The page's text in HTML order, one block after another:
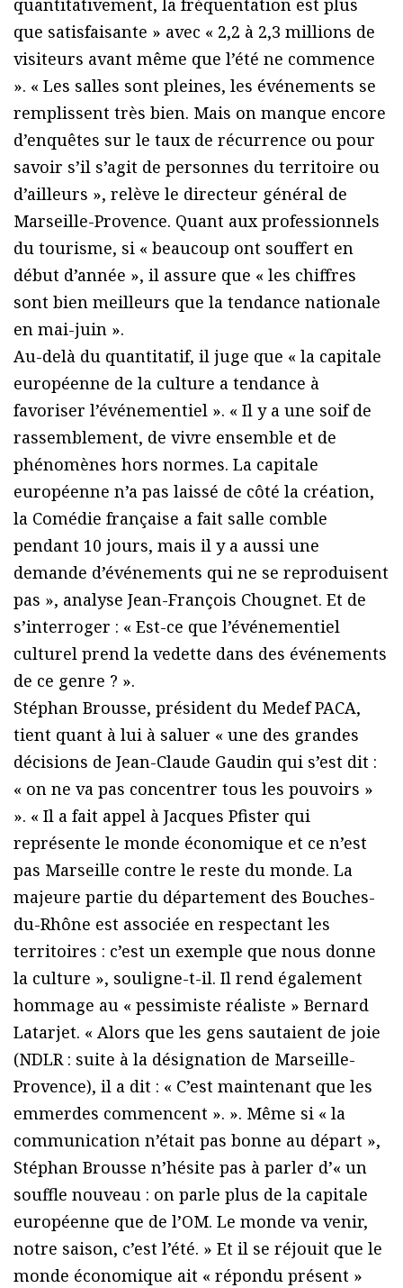
quantitativement, la fréquentation est plus
que satisfaisante » avec « 2,2 à 2,3 millions de
visiteurs avant même que l’été ne commence
». « Les salles sont pleines, les événements se
remplissent très bien. Mais on manque encore
d’enquêtes sur le taux de récurrence ou pour
savoir s’il s’agit de personnes du territoire ou
d’ailleurs », relève le directeur général de
Marseille-Provence. Quant aux professionnels
du tourisme, si « beaucoup ont souffert en
début d’année », il assure que « les chiffres
sont bien meilleurs que la tendance nationale
en mai-juin ».
Au-delà du quantitatif, il juge que « la capitale
européenne de la culture a tendance à
favoriser l’événementiel ». « Il y a une soif de
rassemblement, de vivre ensemble et de
phénomènes hors normes. La capitale
européenne n’a pas laissé de côté la création,
la Comédie française a fait salle comble
pendant 10 jours, mais il y a aussi une
demande d’événements qui ne se reproduisent
pas », analyse Jean-François Chougnet. Et de
s’interroger : « Est-ce que l’événementiel
culturel prend la vedette dans des événements
de ce genre ? ».
Stéphan Brousse, président du Medef PACA,
tient quant à lui à saluer « une des grandes
décisions de Jean-Claude Gaudin qui s’est dit :
« on ne va pas concentrer tous les pouvoirs »
». « Il a fait appel à Jacques Pfister qui
représente le monde économique et ce n’est
pas Marseille contre le reste du monde. La
majeure partie du département des Bouches-
du-Rhône est associée en respectant les
territoires : c’est un exemple que nous donne
la culture », souligne-t-il. Il rend également
hommage au « pessimiste réaliste » Bernard
Latarjet. « Alors que les gens sautaient de joie
(NDLR : suite à la désignation de Marseille-
Provence), il a dit : « C’est maintenant que les
emmerdes commencent ». ». Même si « la
communication n’était pas bonne au départ »,
Stéphan Brousse n’hésite pas à parler d’« un
souffle nouveau : on parle plus de la capitale
européenne que de l’OM. Le monde va venir,
notre saison, c’est l’été. » Et il se réjouit que le
monde économique ait « répondu présent »